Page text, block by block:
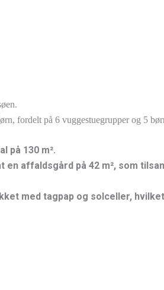
fordelt på 6 vuggestuegrupper og 5
på 130 m².
en affaldsgård på 42 m², som
med tagpap og solceller,